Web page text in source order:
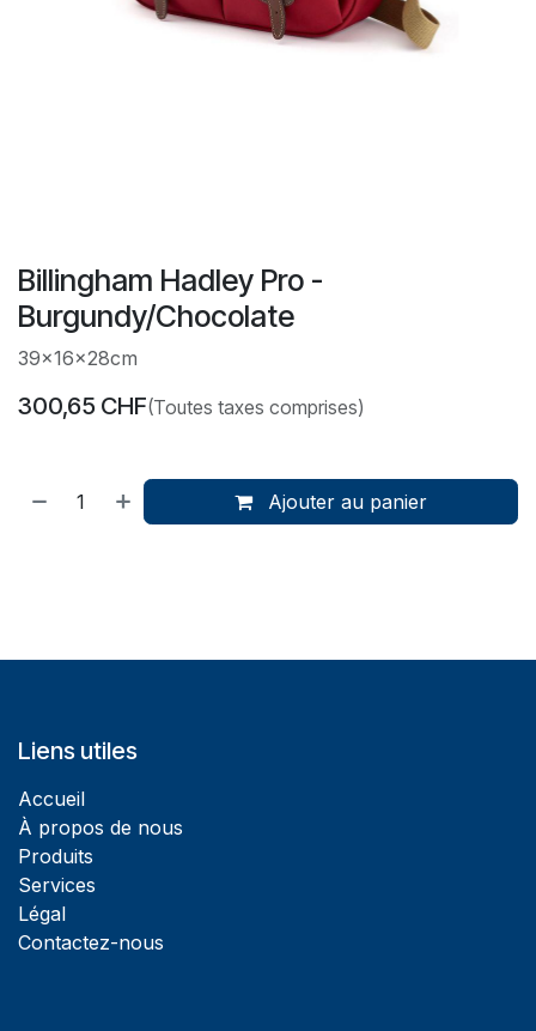
Billingham Hadley Pro -
Burgundy/Chocolate
39x16x28cm
300,65 CHF(Toutes taxes comprises)
Ajouter au panier
Liens utiles
Accueil
À propos de nous
Produits
Services
Légal
Contactez-nous